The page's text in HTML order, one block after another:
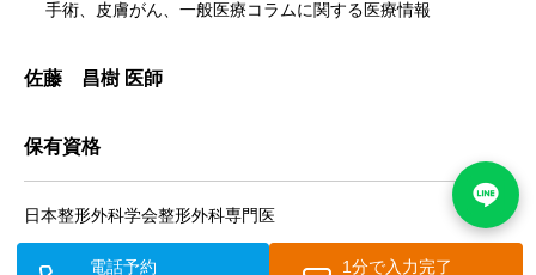
手術、皮膚がん、一般医療コラムに関する医療情報
佐藤 昌樹 医師
保有資格
日本整形外科学会整形外科専門医
電話予約 1分で入力完了